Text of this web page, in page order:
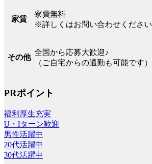
家賃
寮費無料
※詳しくはお問い合わせください
その他
全国から応募大歓迎♪
（ご自宅からの通勤も可能です）
PRポイント
福利厚生充実
U・Iターン歓迎
男性活躍中
20代活躍中
30代活躍中